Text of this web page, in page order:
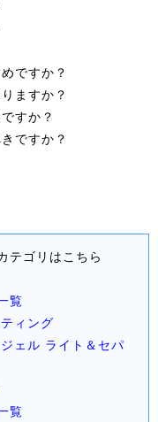
ですか？
ますか？
すか？
ですか？
テゴリはこちら
覧
ィング
ェル ライト＆セパ
覧